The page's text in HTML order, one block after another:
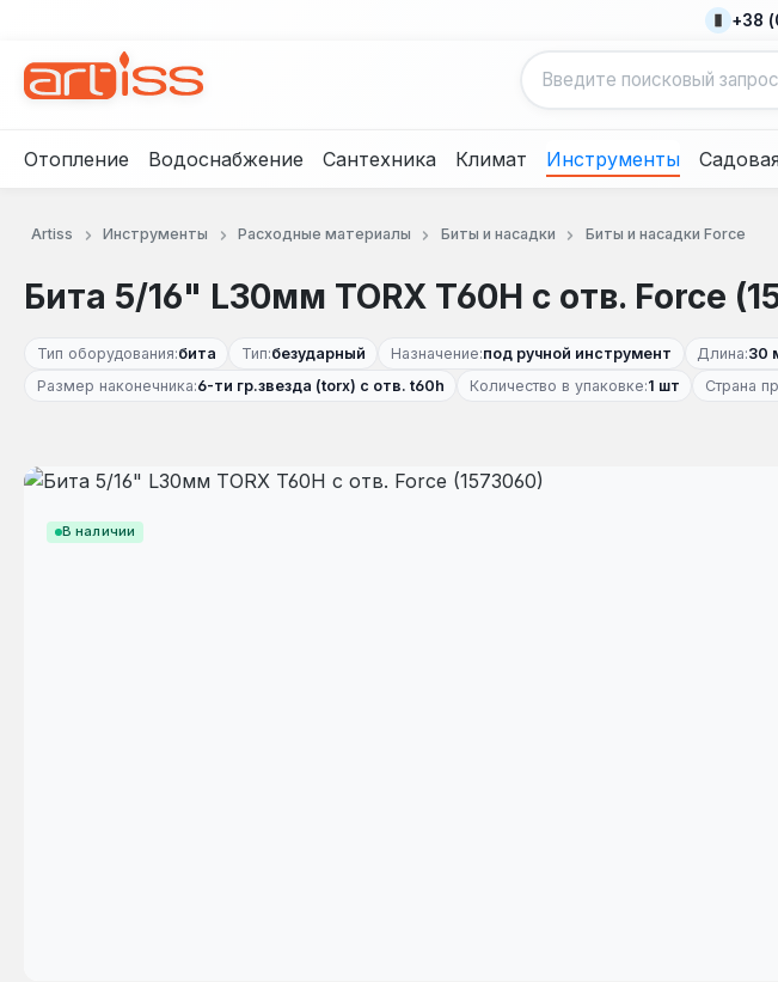
+38
Отопление Водоснабжение Сантехника Климат Инструменты
Artiss Инструменты Расходные материалы Биты и насадки Биты и насадки Force
Бита 5/16" L30мм TORX T60H с отв. Force
Тип оборудования:бита Тип:безударный Назначение:под ручной инструмент Длина:30
Размер наконечника:6-ти гр.звезда (torx) с отв. t60h Количество в упаковке:1 шт Страна
В наличии
Пропустить галерею изображений